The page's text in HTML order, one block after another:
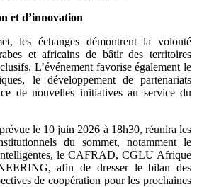
et d’innovation
les échanges démontrent la volonté
et africains de bâtir des territoires
L’événement favorise également le
le développement de partenariats
de nouvelles initiatives au service du
le 10 juin 2026 à 18h30, réunira les
du sommet, notamment le
le CAFRAD, CGLU Afrique
afin de dresser le bilan des
de coopération pour les prochaines